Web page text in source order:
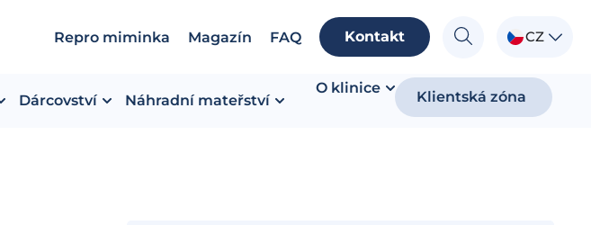
Repro miminka Magazín FAQ Kontakt CZ
Dárcovství Náhradní mateřství
O klinice
Klientská zóna